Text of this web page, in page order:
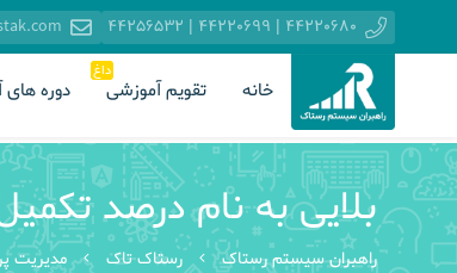
44220680 | 44220699 | 44256532
خانه تقویم آموزشی
داغ
دوره
بلایی به نام درصد
راهبران سیستم رستاک رستاک تاک مدیریت